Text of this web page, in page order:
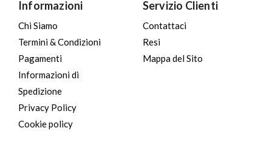
Informazioni
Chi Siamo
Termini & Condizioni
Pagamenti
Informazioni di
Spedizione
Privacy Policy
Cookie policy
Servizio Clienti
Contattaci
Resi
Mappa del Sito